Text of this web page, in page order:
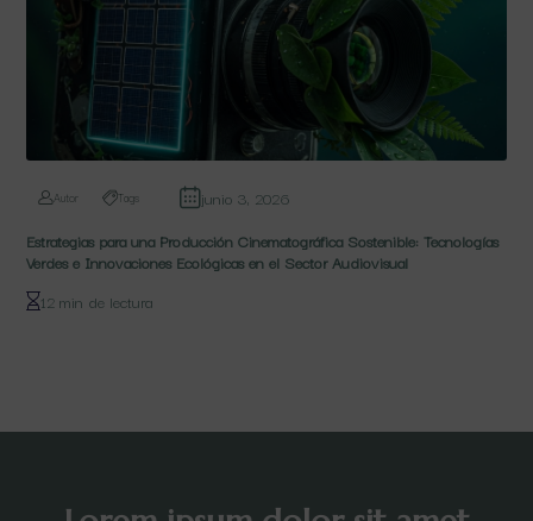
Autor Tags
junio 3, 2026
Estrategias para una Producción Cinematográfica Sostenible: Tecnologías
Verdes e Innovaciones Ecológicas en el Sector Audiovisual
12 min de lectura